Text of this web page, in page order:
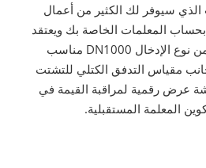
الذي سيوفر لك الكثير من أعمال
بحساب المعلمات الخاصة بك ويعتقد
أن مقياس التدفق الكتلي من نوع الإدخال DN1000 مناسب
مقياس التدفق الكتلي للتشتت
عرض رقمية لمراقبة القيمة في
المعلمة المستقبلية.